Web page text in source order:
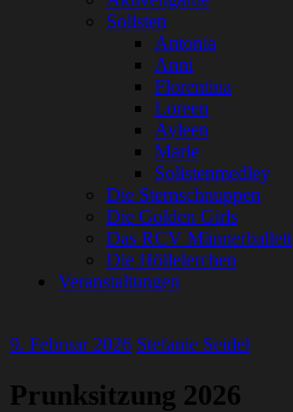
Solisten
Antonia
Anni
Florentina
Loreen
Ayleen
Marie
Solistenmedley
Die Sternschnuppen
Die Golden Girls
Das RCV Männerballett
Die Höllelerchen
Veranstaltungen
9. Februar 2026 Stefanie Seidel
Prunksitzung 2026